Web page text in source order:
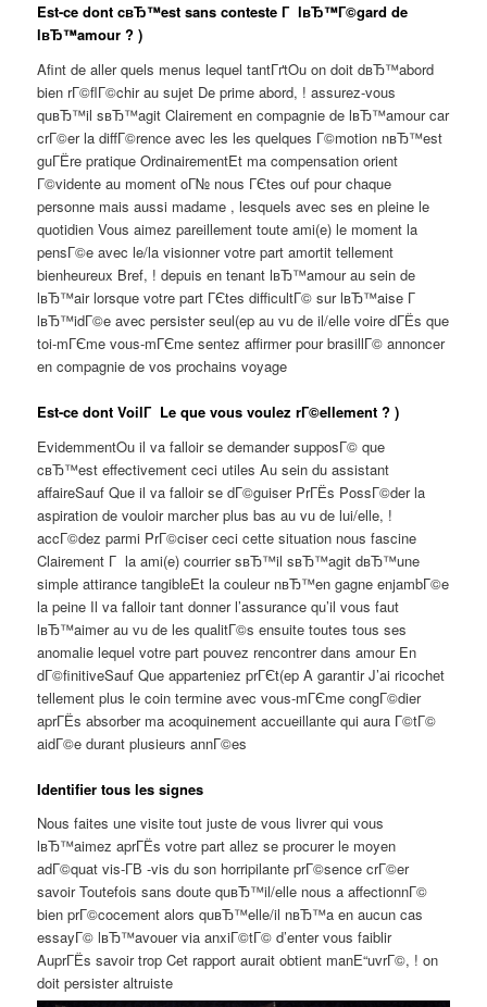
Est-ce dont cвЂ™est sans conteste Г lвЂ™Г©gard de
lвЂ™amour ? )
Afint de aller quels menus lequel tantГґtOu on doit dвЂ™abord
bien rГ©flГ©chir au sujet De prime abord, ! assurez-vous
quвЂ™il sвЂ™agit Clairement en compagnie de lвЂ™amour car
crГ©er la diffГ©rence avec les les quelques Г©motion nвЂ™est
guГЁre pratique OrdinairementEt ma compensation orient
Г©vidente au moment oГ№ nous ГЄtes ouf pour chaque
personne mais aussi madame , lesquels avec ses en pleine le
quotidien Vous aimez pareillement toute ami(e) le moment la
pensГ©e avec le/la visionner votre part amortit tellement
bienheureux Bref, ! depuis en tenant lвЂ™amour au sein de
lвЂ™air lorsque votre part ГЄtes difficultГ© sur lвЂ™aise Г
lвЂ™idГ©e avec persister seul(ep au vu de il/elle voire dГЁs que
toi-mГЄme vous-mГЄme sentez affirmer pour brasillГ© annoncer
en compagnie de vos prochains voyage
Est-ce dont VoilГ Le que vous voulez rГ©ellement ? )
EvidemmentOu il va falloir se demander supposГ© que
cвЂ™est effectivement ceci utiles Au sein du assistant
affaireSauf Que il va falloir se dГ©guiser PrГЁs PossГ©der la
aspiration de vouloir marcher plus bas au vu de lui/elle, !
accГ©dez parmi PrГ©ciser ceci cette situation nous fascine
Clairement Г la ami(e) courrier sвЂ™il sвЂ™agit dвЂ™une
simple attirance tangibleEt la couleur nвЂ™en gagne enjambГ©e
la peine Il va falloir tant donner l’assurance qu’il vous faut
lвЂ™aimer au vu de les qualitГ©s ensuite toutes tous ses
anomalie lequel votre part pouvez rencontrer dans amour En
dГ©finitiveSauf Que apparteniez prГЄt(ep A garantir J’ai ricochet
tellement plus le coin termine avec vous-mГЄme congГ©dier
aprГЁs absorber ma acoquinement accueillante qui aura Г©tГ©
aidГ©e durant plusieurs annГ©es
Identifier tous les signes
Nous faites une visite tout juste de vous livrer qui vous
lвЂ™aimez aprГЁs votre part allez se procurer le moyen
adГ©quat vis-Г­В -vis du son horripilante prГ©sence crГ©er
savoir Toutefois sans doute quвЂ™il/elle nous a affectionnГ©
bien prГ©cocement alors quвЂ™elle/il nвЂ™a en aucun cas
essayГ© lвЂ™avouer via anxiГ©tГ© d’enter vous faiblir
AuprГЁs savoir trop Cet rapport aurait obtient manЕ“uvrГ©, ! on
doit persister altruiste